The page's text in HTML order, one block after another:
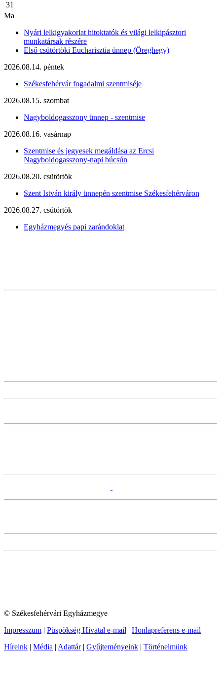
31
Ma
Nyári lelkigyakorlat hitoktatók és világi lelkipásztori
munkatársak részére
Első csütörtöki Eucharisztia ünnep (Öreghegy)
2026.08.14. péntek
Székesfehérvár fogadalmi szentmiséje
2026.08.15. szombat
Nagyboldogasszony ünnep - szentmise
2026.08.16. vasárnap
Szentmise és jegyesek megáldása az Ercsi
Nagyboldogasszony-napi búcsún
2026.08.20. csütörtök
Szent István király ünnepén szentmise Székesfehérváron
2026.08.27. csütörtök
Egyházmegyés papi zarándoklat
© Székesfehérvári Egyházmegye
Impresszum | Püspökség Hivatal e-mail | Honlapreferens e-mail
Híreink | Média | Adattár| Gyűjteményeink | Történelmünk